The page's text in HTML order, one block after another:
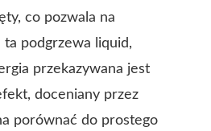
co pozwala na
podgrzewa liquid,
przekazywana jest
doceniany przez
porównać do prostego